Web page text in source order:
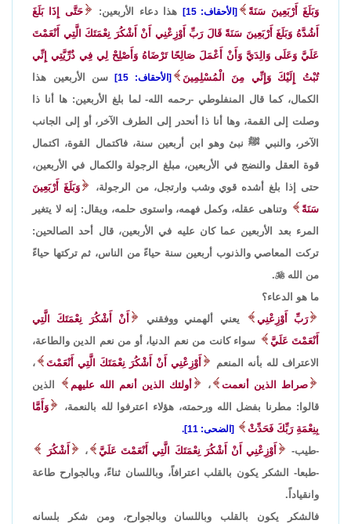
وَبَلَغَ أَرْبَعِينَ سَنَةً [الأحقاف: 15] هذا دعاء الأربعين:
حَتَّى إِذَا بَلَغَ
أَشُدَّهُ وَبَلَغَ أَرْبَعِينَ سَنَةً قَالَ رَبِّ أَوْزِعْنِي أَنْ أَشْكُرَ نِعْمَتَكَ الَّتِي أَنْعَمْتَ
عَلَيَّ وَعَلَى وَالِدَيَّ وَأَنْ أَعْمَلَ صَالِحًا تَرْضَاهُ وَأَصْلِحْ لِي فِي ذُرِّيَّتِي إِنِّي
تُبْتُ إِلَيْكَ وَإِنِّي مِنَ الْمُسْلِمِينَ
[الأحقاف: 15]
سن الأربعين هذا
الكمال، كما قال المنفلوطي -رحمه الله- لما بلغ الأربعين: ها أنا ذا
وصلت إلى القمة، وها أنا ذا أنحدر إلى الطرف الآخر، أو إلى الجانب
الآخر، والنبي ﷺ نبئ وهو ابن أربعين سنة، فاكتمال القوة، اكتمال
قوة العقل والنضج في الأربعين، مبلغ الرجولة والكمال في الأربعين،
حتى إذا بلغ أشده قوي وشب وارتجل، من الرجولة،
وَبَلَغَ أَرْبَعِينَ
سَنَةً
وتناهى عقله، وكمل فهمه، واستوى حلمه، ويقال: إنه لا يتغير
المرء بعد الأربعين عما كان عليه في الأربعين، قال أحد الصالحين:
تركت المعاصي والذنوب أربعين سنة حياءً من الناس، ثم تركتها حياءً
من الله
.
ما هو الدعاء؟
رَبِّ أَوْزِعْنِي
يعني ألهمني ووفقني
أَنْ أَشْكُرَ نِعْمَتَكَ الَّتِي
أَنْعَمْتَ عَلَيَّ
سواء كانت من نعم الدنيا، أو من نعم الدين والطاعة،
الاعتراف لله بأنه المنعم
أَوْزِعْنِي أَنْ أَشْكُرَ نِعْمَتَكَ الَّتِي أَنْعَمْتَ
،
صراط الذين أنعمت
، أولئك الذين أنعم الله عليهم
الذين
قالوا: مطرنا بفضل الله ورحمته، هؤلاء اعترفوا لله بالنعمة،
وَأَمَّا
بِنِعْمَةِ رَبِّكَ فَحَدِّثْ
[الضحى: 11].
-طيب- أَوْزِعْنِي أَنْ أَشْكُرَ نِعْمَتَكَ الَّتِي أَنْعَمْتَ عَلَيَّ ،
أَشْكُرَ
-طبعا- الشكر يكون بالقلب اعترافاً، وباللسان ثناءً، وبالجوارح طاعة
وانقياداً.
فالشكر يكون بالقلب وباللسان وبالجوارح، ومن شكر بلسانه